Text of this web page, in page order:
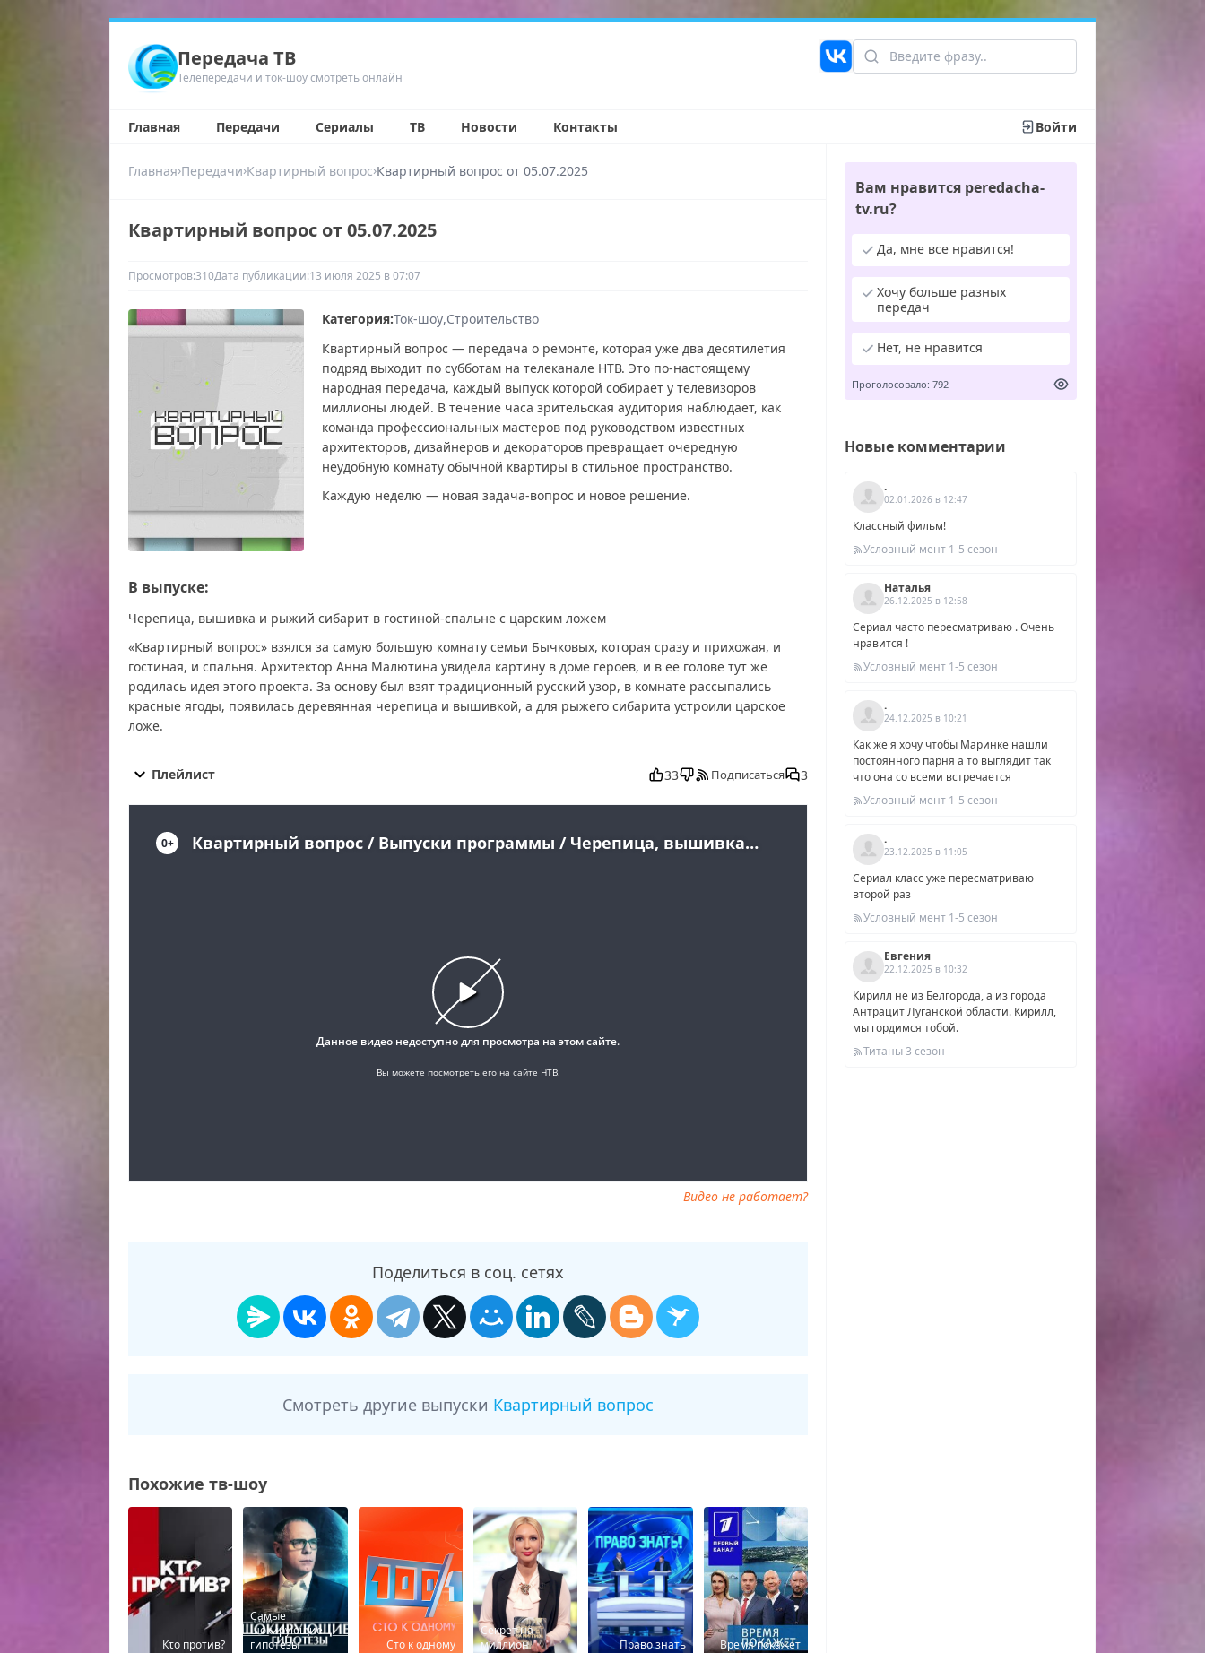
Передача ТВ
Телепередачи и ток-шоу смотреть онлайн
Главная Передачи Сериалы ТВ Новости Контакты Войти
Главная›Передачи›Квартирный вопрос›Квартирный вопрос от 05.07.2025
Квартирный вопрос от 05.07.2025
Просмотров:310Дата публикации:13 июля 2025 в 07:07
Категория:Ток-шоу Строительство
Квартирный вопрос — передача о ремонте, которая уже два десятилетия
подряд выходит по субботам на телеканале НТВ. Это по-настоящему
народная передача, каждый выпуск которой собирает у телевизоров
миллионы людей. В течение часа зрительская аудитория наблюдает, как
команда профессиональных мастеров под руководством известных
архитекторов, дизайнеров и декораторов превращает очередную
неудобную комнату обычной квартиры в стильное пространство.
Каждую неделю — новая задача-вопрос и новое решение.
В выпуске:
Черепица, вышивка и рыжий сибарит в гостиной-спальне с царским ложем
«Квартирный вопрос» взялся за самую большую комнату семьи Бычковых, которая сразу и прихожая, и
гостиная, и спальня. Архитектор Анна Малютина увидела картину в доме героев, и в ее голове тут же
родилась идея этого проекта. За основу был взят традиционный русский узор, в комнате рассыпались
красные ягоды, появилась деревянная черепица и вышивкой, а для рыжего сибарита устроили царское
ложе.
онлайн, Квартирный вопрос от 05.07.2025 последний выпуск, смотреть Квартирный вопрос от 05.07.2025
онлайн, Квартирный вопрос от 05.07.2025 эфир, Квартирный вопрос от 05.07.2025 прямо сейчас, Квартирный
вопрос от 05.07.2025 телепередача, прямой эфир Квартирный вопрос от 05.07.2025 онлайн бесплатно,
программа Квартирный вопрос от 05.07.2025, смотреть Квартирный вопрос от 05.07.2025 онлайн, самое
Плейлист 33 Подписаться 3
Видео не работает?
Поделиться в соц. сетях
Смотреть другие выпуски Квартирный вопрос
Похожие тв-шоу
Кτо против?
Самые
шокирующие
гипотезы
Сто к одному
Секрет на
миллион
Право знать Время покажет
Вам нравится peredacha-
tv.ru?
Да, мне все нравится!
Хочу больше разных
передач
Нет, не нравится
Проголосовало: 792
Новые комментарии
.
02.01.2026 в 12:47
Классный фильм!
Условный мент 1-5 сезон
Наталья
26.12.2025 в 12:58
Сериал часто пересматриваю . Очень
нравится !
Условный мент 1-5 сезон
.
24.12.2025 в 10:21
Как же я хочу чтобы Маринке нашли
постоянного парня а то выглядит так
что она со всеми встречается
Условный мент 1-5 сезон
.
23.12.2025 в 11:05
Сериал класс уже пересматриваю
второй раз
Условный мент 1-5 сезон
Евгения
22.12.2025 в 10:32
Кирилл не из Белгорода, а из города
Антрацит Луганской области. Кирилл,
мы гордимся тобой.
Титаны 3 сезон